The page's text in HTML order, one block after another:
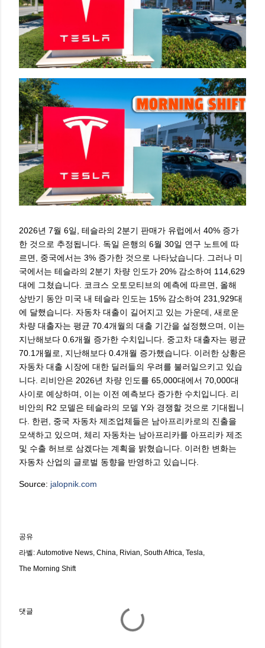
2026년 7월 6일, 테슬라의 2분기 판매가 유럽에서 40% 증가
한 것으로 추정됩니다. 독일 은행의 6월 30일 연구 노트에 따
르면, 중국에서는 3% 증가한 것으로 나타났습니다. 그러나 미
국에서는 테슬라의 2분기 차량 인도가 20% 감소하여 114,629
대에 그쳤습니다. 코크스 오토모티브의 예측에 따르면, 올해
상반기 동안 미국 내 테슬라 인도는 15% 감소하여 231,929대
에 달했습니다. 자동차 대출이 길어지고 있는 가운데, 새로운
차량 대출자는 평균 70.4개월의 대출 기간을 설정했으며, 이는
지난해보다 0.6개월 증가한 수치입니다. 중고차 대출자는 평균
70.1개월로, 지난해보다 0.4개월 증가했습니다. 이러한 상황은
자동차 대출 시장에 대한 딜러들의 우려를 불러일으키고 있습
니다. 리비안은 2026년 차량 인도를 65,000대에서 70,000대
사이로 예상하며, 이는 이전 예측보다 증가한 수치입니다. 리
비안의 R2 모델은 테슬라의 모델 Y와 경쟁할 것으로 기대됩니
다. 한편, 중국 자동차 제조업체들은 남아프리카로의 진출을
모색하고 있으며, 체리 자동차는 남아프리카를 아프리카 제조
및 수출 허브로 삼겠다는 계획을 밝혔습니다. 이러한 변화는
자동차 산업의 글로벌 동향을 반영하고 있습니다.
Source: jalopnik.com
공유
라벨: Automotive News China Rivian South Africa Tesla
The Morning Shift
댓글